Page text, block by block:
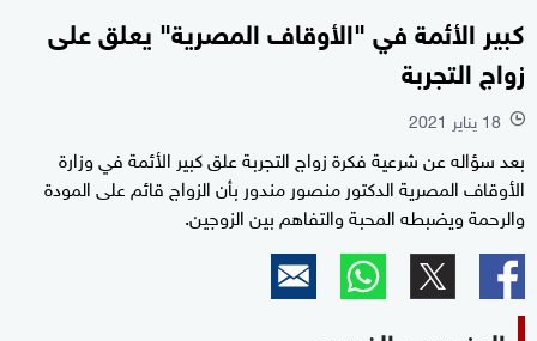
كبير الأئمة في "الأوقاف المصرية" يعلق على
زواج التجربة
l 18 يناير 2021
بعد سؤاله عن شرعية فكرة زواج التجربة علق كبير الأئمة في وزارة
الأوقاف المصرية الدكتور منصور مندور بأن الزواج قائم على المودة
والرحمة ويضبطه المحبة والتفاهم بين الزوجين.